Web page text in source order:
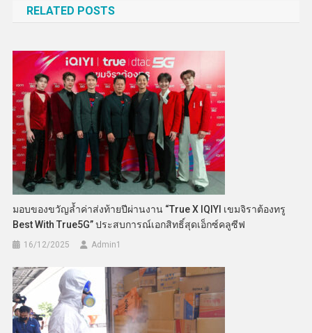
RELATED POSTS
มอบของขวัญล้ำค่าส่งท้ายปีผ่านงาน “True X IQIYI เขมจิราต้องทรู
Best With True5G” ประสบการณ์เอกสิทธิ์สุดเอ็กซ์คลูซีฟ
16/12/2025 Admin​1